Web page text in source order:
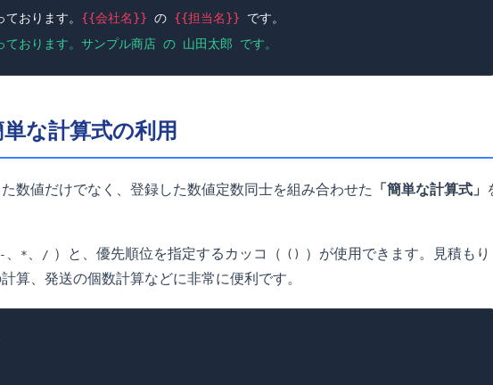
おります。 {{会社名}} の {{担当名}} です。
ております。サンプル商店 の 山田太郎 です。
な計算式の利用
数値だけでなく、登録した数値定数同士を組み合わせた 「簡単な計算式」
- 、 * 、 / ）と、優先順位を指定するカッコ（ ()
）が使用できます。見積もり
算、発送の個数計算などに非常に便利です。